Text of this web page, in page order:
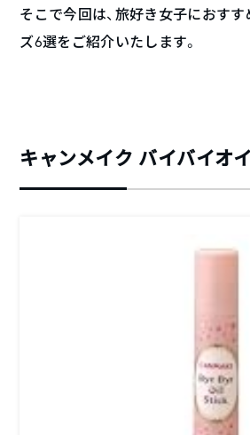
そこで今回は、旅好き女子におす
ズ6選をご紹介いたします。
キャンメイク バイバイオ